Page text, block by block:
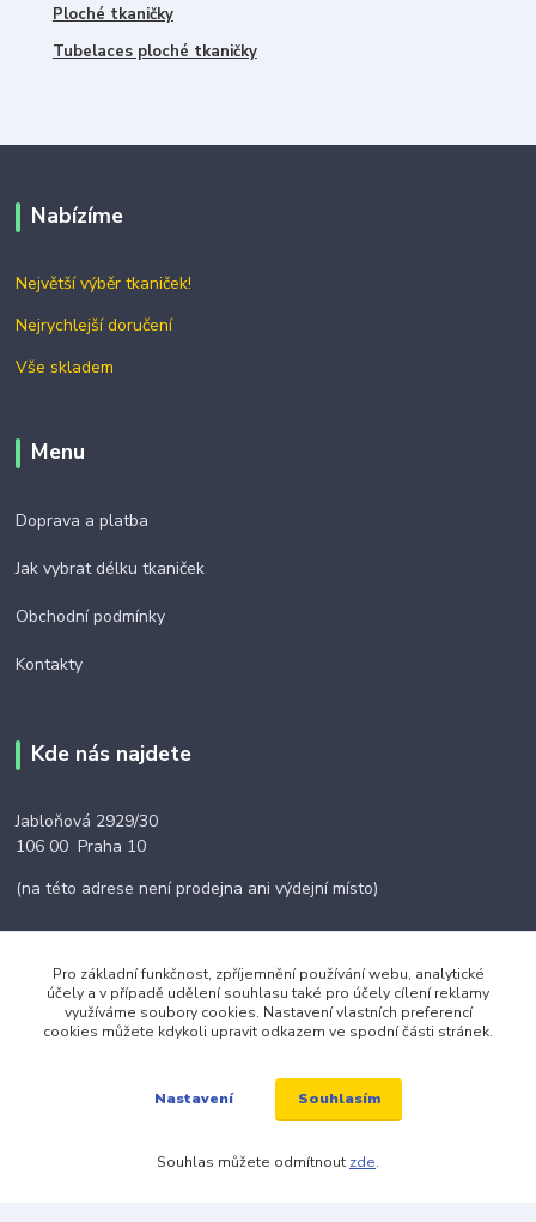
Ploché tkaničky
Tubelaces ploché tkaničky
Nabízíme
Největší výběr tkaniček!
Nejrychlejší doručení
Vše skladem
Menu
Doprava a platba
Jak vybrat délku tkaniček
Obchodní podmínky
Kontakty
Kde nás najdete
Jabloňová 2929/30
106 00 Praha 10
(na této adrese není prodejna ani výdejní místo)
Kontakty
Pro základní funkčnost, zpříjemnění používání webu, analytické
účely a v případě udělení souhlasu také pro účely cílení reklamy
využíváme soubory cookies. Nastavení vlastních preferencí
cookies můžete kdykoli upravit odkazem ve spodní části stránek.
Nastavení Souhlasím
Souhlas můžete odmítnout zde.